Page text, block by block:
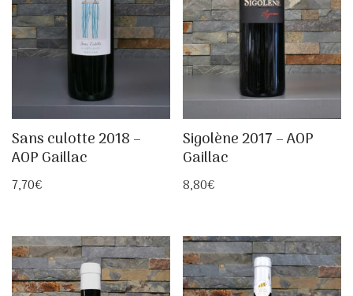
Sans culotte 2018 –
AOP Gaillac
7,70€
Sigolène 2017 – AOP
Gaillac
8,80€